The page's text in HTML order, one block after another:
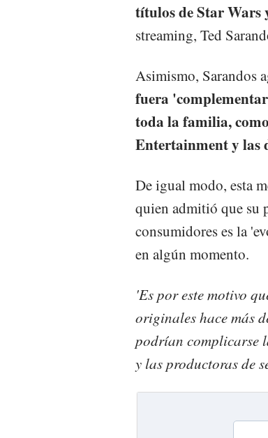
títulos de Star Wars
streaming, Ted
Asimismo, Sarandos
fuera
toda la familia,
Entertainment y las
De igual modo, esta
quien admitió que su
consumidores es la
en algún momento.
'Es por este motivo
originales hace más
podrían complicarse
y las productoras de